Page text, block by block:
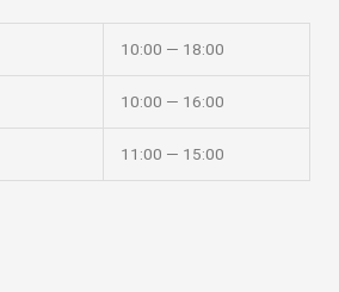
10:00 — 18:00
10:00 — 16:00
11:00 — 15:00